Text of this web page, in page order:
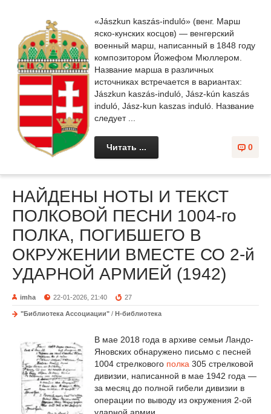
«Jászkun kaszás-induló» (венг. Марш
яско-кунских косцов) — венгерский
военный марш, написанный в 1848 году
композитором Йожефом Мюллером.
Название марша в различных
источниках встречается в вариантах:
Jászkun kaszás-induló, Jász-kún kaszás
induló, Jász-kun kaszas induló. Название
следует ...
0
Читать ...
НАЙДЕНЫ НОТЫ И ТЕКСТ
ПОЛКОВОЙ ПЕСНИ 1004-го
ПОЛКА, ПОГИБШЕГО В
ОКРУЖЕНИИ ВМЕСТЕ СО 2-й
УДАРНОЙ АРМИЕЙ (1942)
imha 22-01-2026, 21:40 27
"Библиотека Ассоциации" / Н-библиотека
В мае 2018 года в архиве семьи Ландо-
Яновских обнаружено письмо с песней
1004 стрелкового полка 305 стрелковой
дивизии, написанной в мае 1942 года —
за месяц до полной гибели дивизии в
операции по выводу из окружения 2-ой
ударной армии. ... ...